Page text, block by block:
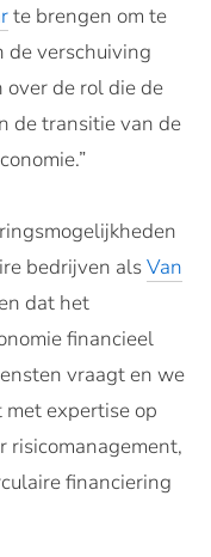
te brengen om te
de verschuiving
over de rol die de
de transitie van de
bedrijven alsVan
dat het
financieel
vraagt en we
expertise op
risicomanagement,
financiering